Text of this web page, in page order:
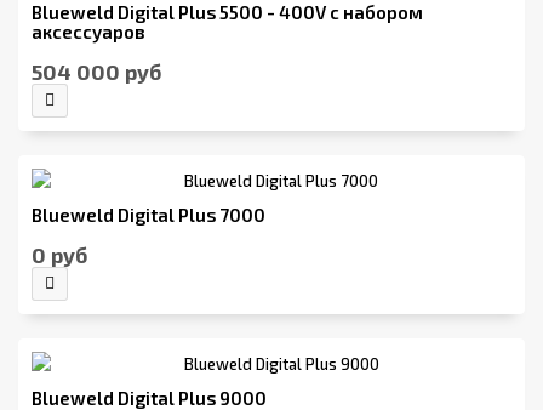
Blueweld Digital Plus 5500 - 400V с набором
аксессуаров
504 000 руб
Blueweld Digital Plus 7000
0 руб
Blueweld Digital Plus 9000